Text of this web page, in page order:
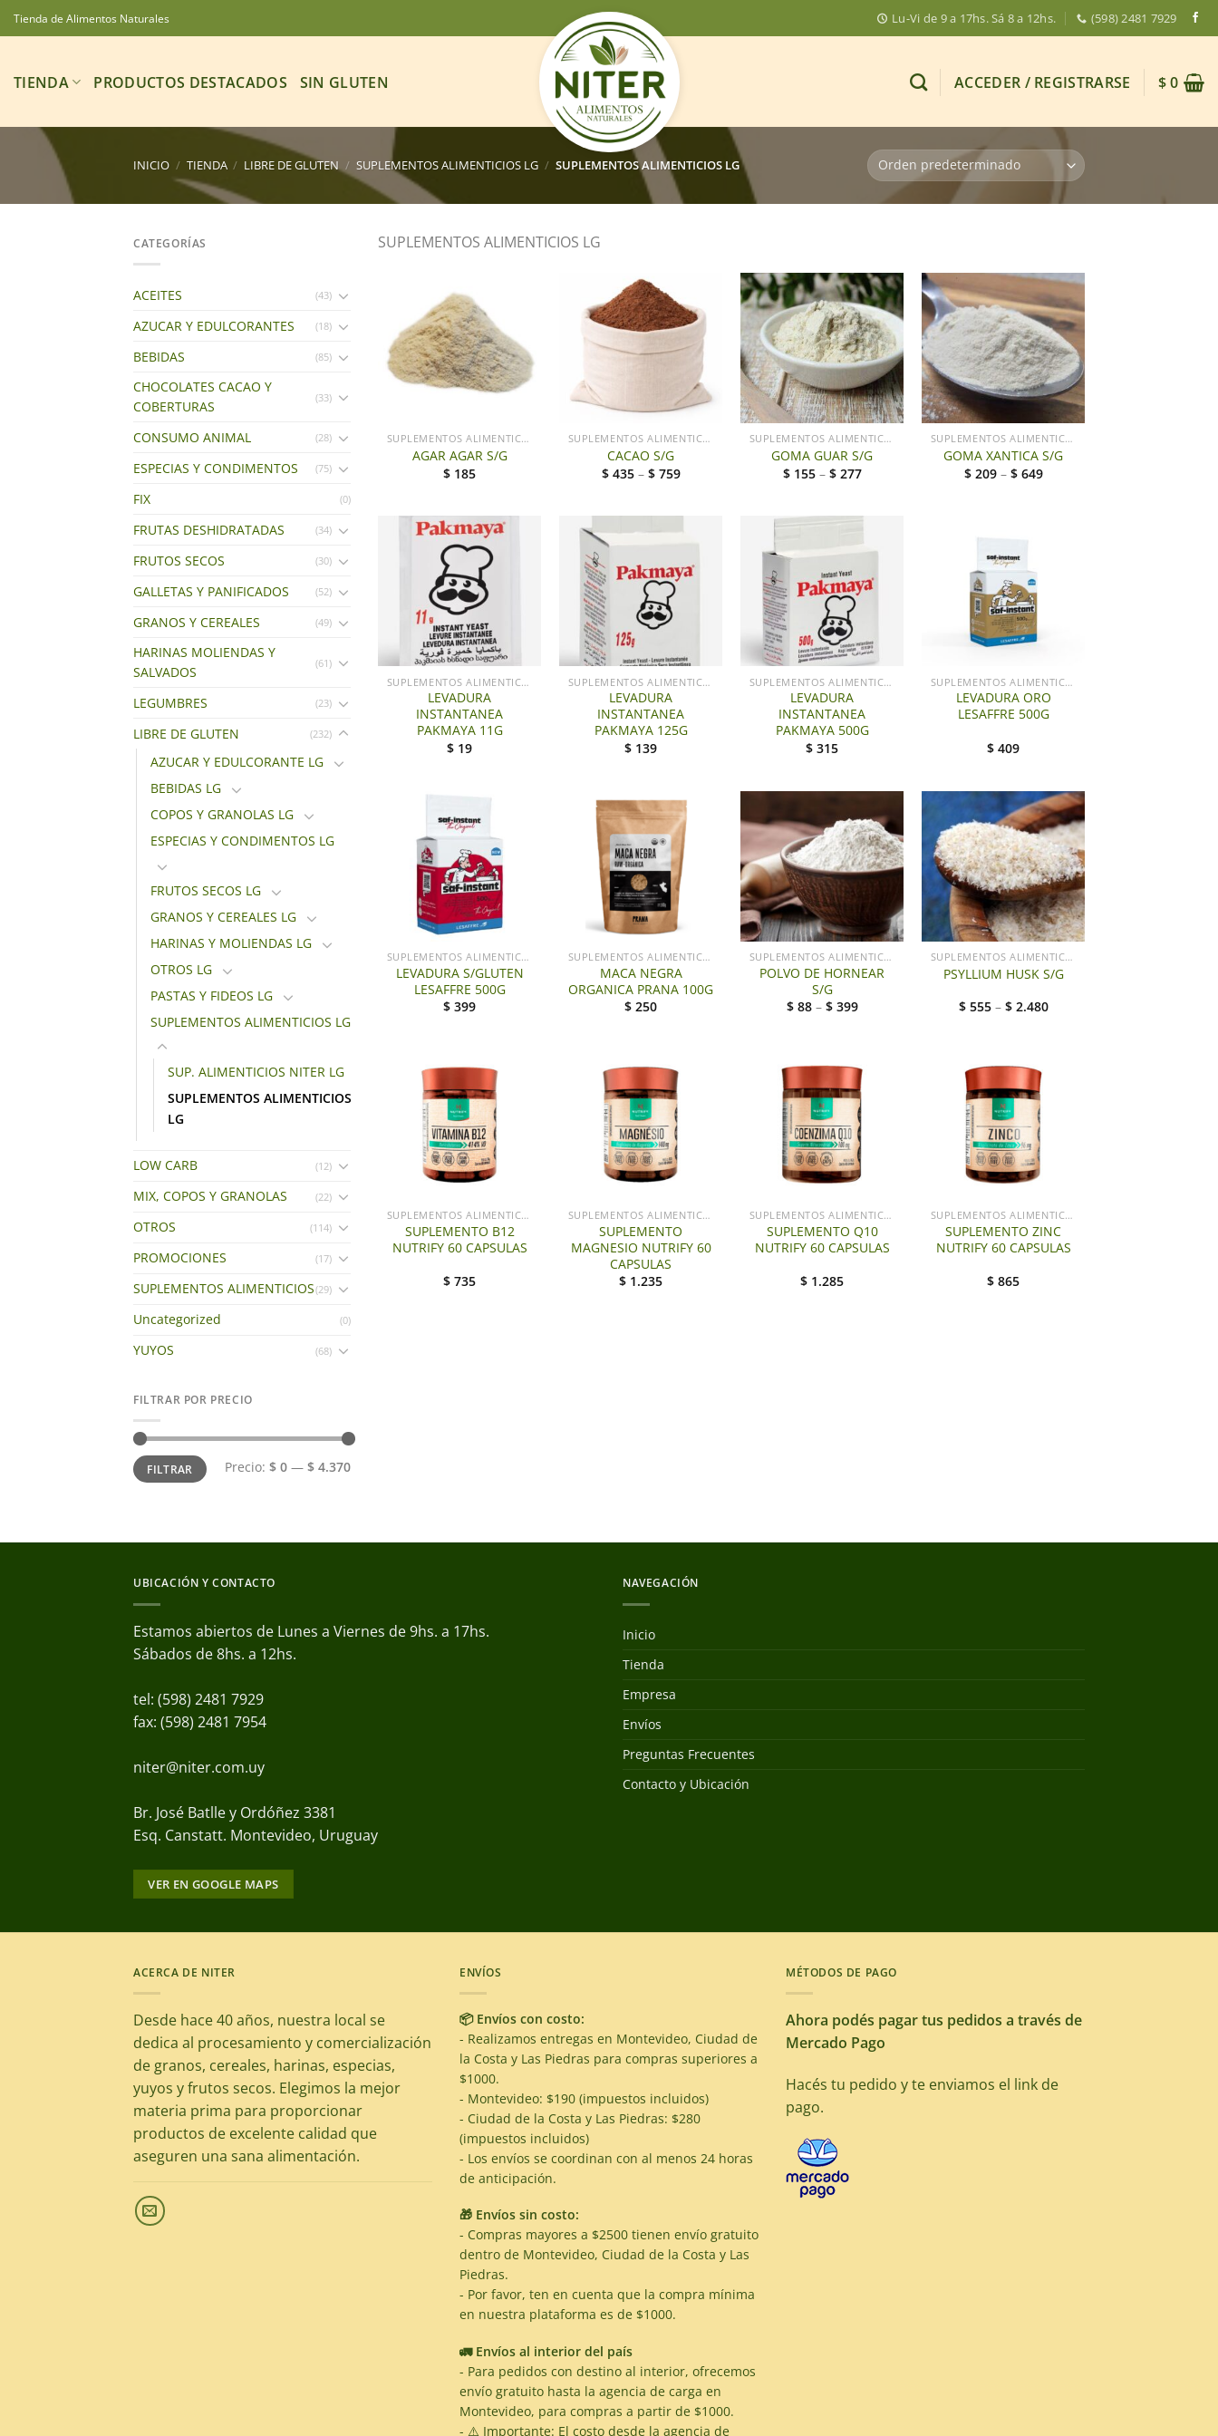
Saltar
al
Tienda de Alimentos Naturales Lu-Vi de 9 a 17hs. Sá 8 a 12hs. (598) 2481 7929
TIENDA PRODUCTOS DESTACADOS SIN GLUTEN ACCEDER / REGISTRARSE $0
INICIO / TIENDA / LIBRE DE GLUTEN / SUPLEMENTOS ALIMENTICIOS LG / SUPLEMENTOS ALIMENTICIOS LG
CATEGORÍAS
ACEITES (43)
AZUCAR Y EDULCORANTES (18)
BEBIDAS (85)
CHOCOLATES CACAO Y
COBERTURAS
(33)
CONSUMO ANIMAL (28)
ESPECIAS Y CONDIMENTOS (75)
FIX (0)
FRUTAS DESHIDRATADAS (34)
FRUTOS SECOS (30)
GALLETAS Y PANIFICADOS (52)
GRANOS Y CEREALES (49)
HARINAS MOLIENDAS Y
SALVADOS
(61)
LEGUMBRES (23)
LIBRE DE GLUTEN (232)
AZUCAR Y EDULCORANTE LG
BEBIDAS LG
COPOS Y GRANOLAS LG
ESPECIAS Y CONDIMENTOS LG
FRUTOS SECOS LG
GRANOS Y CEREALES LG
HARINAS Y MOLIENDAS LG
OTROS LG
PASTAS Y FIDEOS LG
SUPLEMENTOS ALIMENTICIOS LG
SUP. ALIMENTICIOS NITER LG
SUPLEMENTOS ALIMENTICIOS
LG
LOW CARB (12)
MIX, COPOS Y GRANOLAS (22)
OTROS (114)
PROMOCIONES (17)
SUPLEMENTOS ALIMENTICIOS(29)
Uncategorized (0)
YUYOS (68)
FILTRAR POR PRECIO
Precio
mínimo
Precio
máximo
FILTRAR Precio: $ 0 — $ 4.370
SUPLEMENTOS ALIMENTICIOS LG
SUPLEMENTOS ALIMENTICIOS LG
AGAR AGAR S/G
$ 185
SUPLEMENTOS ALIMENTICIOS LG
CACAO S/G
$ 435– $ 759
SUPLEMENTOS ALIMENTICIOS LG
GOMA GUAR S/G
$ 155– $ 277
SUPLEMENTOS ALIMENTICIOS LG
GOMA XANTICA S/G
$ 209– $ 649
SUPLEMENTOS ALIMENTICIOS LG
LEVADURA
INSTANTANEA
PAKMAYA 11G
$ 19
+
SUPLEMENTOS ALIMENTICIOS LG
LEVADURA
INSTANTANEA
PAKMAYA 125G
$ 139
+
SUPLEMENTOS ALIMENTICIOS LG
LEVADURA
INSTANTANEA
PAKMAYA 500G
$ 315
SUPLEMENTOS ALIMENTICIOS LG
LEVADURA ORO
LESAFFRE 500G
$ 409
SUPLEMENTOS ALIMENTICIOS LG
LEVADURA S/GLUTEN
LESAFFRE 500G
$ 399
SUPLEMENTOS ALIMENTICIOS LG
MACA NEGRA
ORGANICA PRANA 100G
$ 250
SUPLEMENTOS ALIMENTICIOS LG
POLVO DE HORNEAR
S/G
$ 88– $ 399
SUPLEMENTOS ALIMENTICIOS LG
PSYLLIUM HUSK S/G
$ 555– $ 2.480
SUPLEMENTOS ALIMENTICIOS LG
SUPLEMENTO B12
NUTRIFY 60 CAPSULAS
$ 735
SUPLEMENTOS ALIMENTICIOS LG
SUPLEMENTO
MAGNESIO NUTRIFY 60
CAPSULAS
$ 1.235
SUPLEMENTOS ALIMENTICIOS LG
SUPLEMENTO Q10
NUTRIFY 60 CAPSULAS
$ 1.285
SUPLEMENTOS ALIMENTICIOS LG
SUPLEMENTO ZINC
NUTRIFY 60 CAPSULAS
$ 865
UBICACIÓN Y CONTACTO
Estamos abiertos de Lunes a Viernes de 9hs. a 17hs.
Sábados de 8hs. a 12hs.
tel: (598) 2481 7929
fax: (598) 2481 7954
niter@niter.com.uy
Br. José Batlle y Ordóñez 3381
Esq. Canstatt. Montevideo, Uruguay
VER EN GOOGLE MAPS
NAVEGACIÓN
Inicio
Tienda
Empresa
Envíos
Preguntas Frecuentes
Contacto y Ubicación
ACERCA DE NITER
Desde hace 40 años, nuestra local se
dedica al procesamiento y comercialización
de granos, cereales, harinas, especias,
yuyos y frutos secos. Elegimos la mejor
materia prima para proporcionar
productos de excelente calidad que
aseguren una sana alimentación.
ENVÍOS
📦 Envíos con costo:
- Realizamos entregas en Montevideo, Ciudad de
la Costa y Las Piedras para compras superiores a
$1000.
- Montevideo: $190 (impuestos incluidos)
- Ciudad de la Costa y Las Piedras: $280
(impuestos incluidos)
- Los envíos se coordinan con al menos 24 horas
de anticipación.
🎁 Envíos sin costo:
- Compras mayores a $2500 tienen envío gratuito
dentro de Montevideo, Ciudad de la Costa y Las
Piedras.
- Por favor, ten en cuenta que la compra mínima
en nuestra plataforma es de $1000.
🚛 Envíos al interior del país
- Para pedidos con destino al interior, ofrecemos
envío gratuito hasta la agencia de carga en
Montevideo, para compras a partir de $1000.
- ⚠️ Importante: El costo desde la agencia de
MÉTODOS DE PAGO
Ahora podés pagar tus pedidos a través de
Mercado Pago
Hacés tu pedido y te enviamos el link de
pago.